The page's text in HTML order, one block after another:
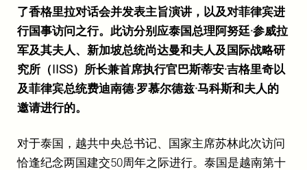
了香格里拉对话会并发表主旨演讲，以及对菲律宾进
行国事访问之行。此访分别应泰国总理阿努廷·参威拉
军及其夫人、新加坡总统尚达曼和夫人及国际战略研
究所（IISS）所长兼首席执行官巴斯蒂安·吉格里奇以
及菲律宾总统费迪南德·罗慕尔德兹·马科斯和夫人的
邀请进行的。
对于泰国，越共中央总书记、国家主席苏林此次访问
恰逢纪念两国建交50周年之际进行。泰国是越南第十